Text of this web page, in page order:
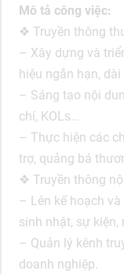
Mô tả công việc:
❖ Truyền thông
– Xây dựng và
hiệu ngắn hạn, dài
– Sáng tạo nội
chí, KOLs…
– Thực hiện các
trợ, quảng bá
❖ Truyền thông
– Lên kế hoạch
sinh nhật, sự
– Quản lý kênh
doanh nghiệp.